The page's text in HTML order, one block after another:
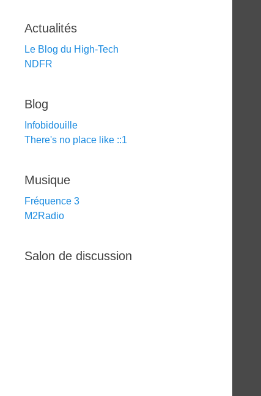
Actualités
Le Blog du High-Tech
NDFR
Blog
Infobidouille
There's no place like ::1
Musique
Fréquence 3
M2Radio
Salon de discussion